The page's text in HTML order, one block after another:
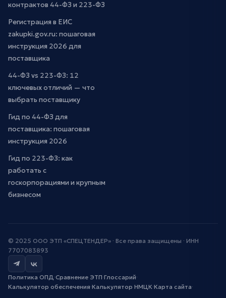
контрактов 44-ФЗ и 223-ФЗ
Регистрация в ЕИС
zakupki.gov.ru: пошаговая
инструкция 2026 для
поставщика
44-ФЗ vs 223-ФЗ: 12
ключевых отличий — что
выбрать поставщику
Гид по 44-ФЗ для
поставщика: пошаговая
инструкция 2026
Гид по 223-ФЗ: как
работать с
госкорпорациями и крупным
бизнесом
© 2025 ООО ЭТП «СПЕЦТЕНДЕР» · Все права защищены · ИНН
7707083893
Политика ОПД·Сравнение ЭТП·Глоссарий·
Калькулятор обеспечения·Калькулятор НМЦК·Карта сайта·